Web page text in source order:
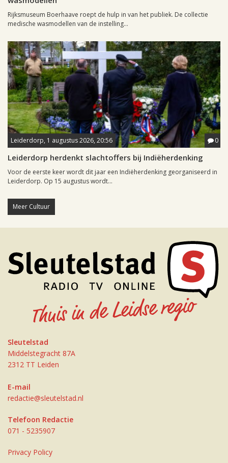
Rijksmuseum Boerhaave roept de hulp in van het publiek. De collectie
medische wasmodellen van de instelling...
Leiderdorp, 1 augustus 2026, 20:56 0
Leiderdorp herdenkt slachtoffers bij Indiëherdenking
Voor de eerste keer wordt dit jaar een Indiëherdenking georganiseerd in
Leiderdorp. Op 15 augustus wordt...
Meer Cultuur
Sleutelstad
Middelstegracht 87A
2312 TT Leiden
E-mail
redactie@sleutelstad.nl
Telefoon Redactie
071 - 5235907
Privacy Policy